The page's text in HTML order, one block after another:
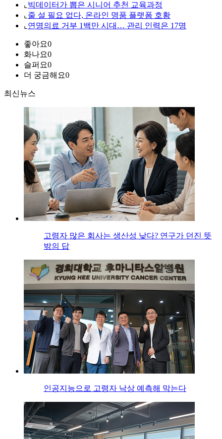
⌞ 빅데이터가 뽑은 시니어 추천 교육과정
⌞ 줄 설 필요 없다, 온라인 명품 플랫폼 호황
⌞ 연명의료 거부 1백만 시대… 관리 인력은 17명
좋아요0
화나요0
슬퍼요0
더 궁금해요0
최신뉴스
고령자 많은 회사는 생산성 낮다? 연구가 던진 뜻
밖의 답
인공지능으로 고령자 낙상 예측해 막는다